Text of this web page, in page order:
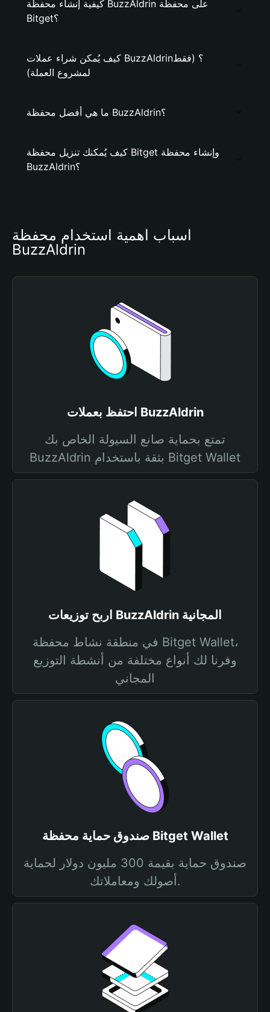
كيفية إنشاء محفظة BuzzAldrin على محفظة
Bitget؟
كيف يُمكن شراء عملات BuzzAldrin؟ (فقط
لمشروع العملة)
ما هي أفضل محفظة BuzzAldrin؟
كيف يُمكنك تنزيل محفظة Bitget وإنشاء محفظة
BuzzAldrin؟
أسباب أهمية استخدام محفظة
BuzzAldrin
احتفظ بعملات BuzzAldrin
تمتع بحماية صانع السيولة الخاص بك
BuzzAldrin بثقة باستخدام Bitget Wallet
اربح توزيعات BuzzAldrin المجانية
في منطقة نشاط محفظة Bitget Wallet،
وفرنا لك أنواع مختلفة من أنشطة التوزيع
المجاني
صندوق حماية محفظة Bitget Wallet
صندوق حماية بقيمة 300 مليون دولار لحماية
أصولك ومعاملاتك.